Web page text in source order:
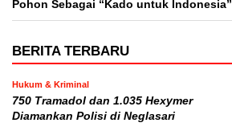
Pohon Sebagai “Kado untuk Indonesia”
BERITA TERBARU
Hukum & Kriminal
750 Tramadol dan 1.035 Hexymer
Diamankan Polisi di Neglasari